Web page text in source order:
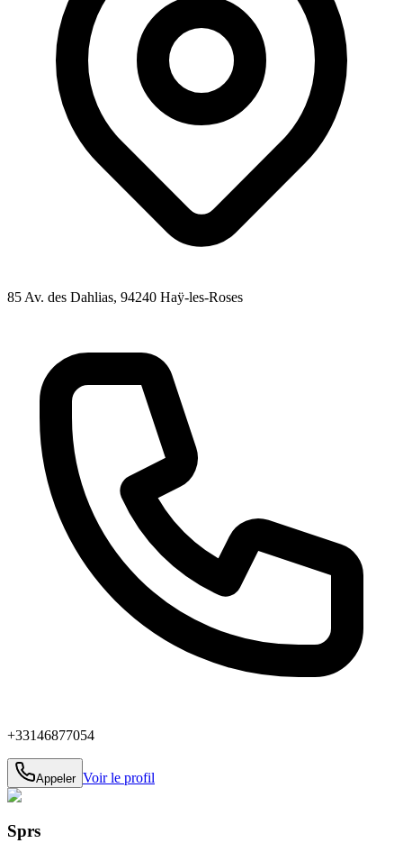
85 Av. des Dahlias, 94240 Haÿ-les-Roses
+33146877054
Appeler Voir le profil
Sprs